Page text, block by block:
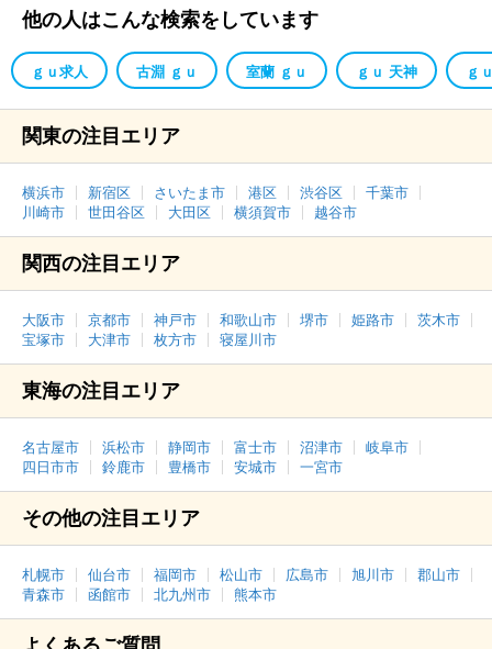
他の人はこんな検索をしています
ｇｕ求人 古淵 ｇｕ 室蘭 ｇｕ ｇｕ 天神 ｇ
関東の注目エリア
横浜市 新宿区 さいたま市 港区 渋谷区
千葉市
川崎市
世田谷区 大田区 横須賀市 越谷市
関西の注目エリア
大阪市 京都市 神戸市 和歌山市 堺市 姫路市
茨木市
宝塚市
大津市 枚方市 寝屋川市
東海の注目エリア
名古屋市 浜松市 静岡市 富士市 沼津市
岐阜市
四日市市
鈴鹿市 豊橋市 安城市 一宮市
その他の注目エリア
札幌市 仙台市 福岡市 松山市 広島市 旭川市
郡山市
青森市
函館市 北九州市 熊本市